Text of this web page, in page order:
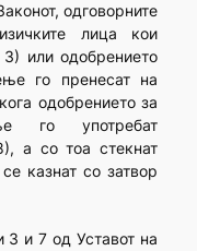
одговорните
лица кои
или одобрението
го пренесат на
одобрението за
го употребат
а со тоа стекнат
казнат со затвор
3 и 7 од Уставот на